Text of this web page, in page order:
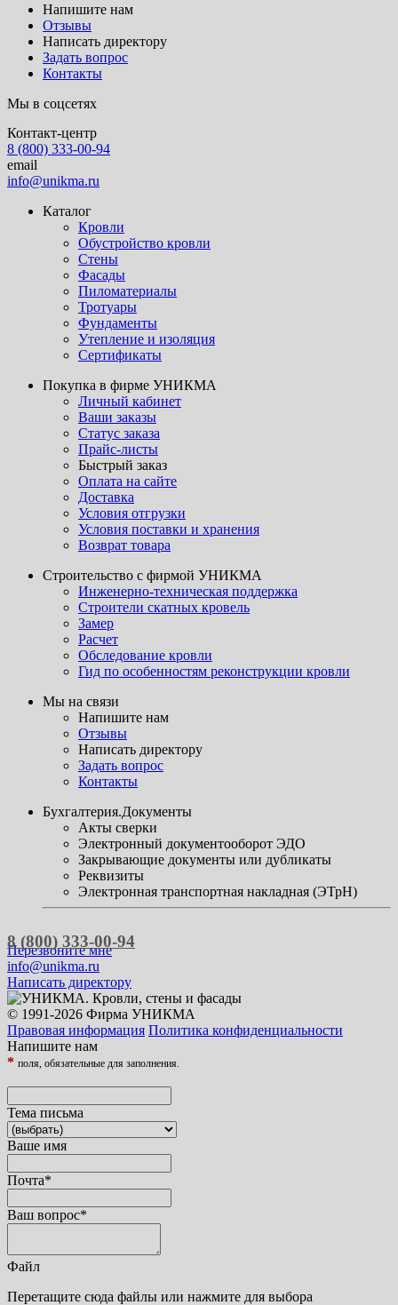
Напишите нам
Отзывы
Написать директору
Задать вопрос
Контакты
Мы в соцсетях
Контакт-центр
8 (800) 333-00-94
email
info@unikma.ru
Каталог
Кровли
Обустройство кровли
Стены
Фасады
Пиломатериалы
Тротуары
Фундаменты
Утепление и изоляция
Сертификаты
Покупка в фирме УНИКМА
Личный кабинет
Ваши заказы
Статус заказа
Прайс-листы
Быстрый заказ
Оплата на сайте
Доставка
Условия отгрузки
Условия поставки и хранения
Возврат товара
Строительство с фирмой УНИКМА
Инженерно-техническая поддержка
Строители скатных кровель
Замер
Расчет
Обследование кровли
Гид по особенностям реконструкции кровли
Мы на связи
Напишите нам
Отзывы
Написать директору
Задать вопрос
Контакты
Бухгалтерия.Документы
Акты сверки
Электронный документооборот ЭДО
Закрывающие документы или дубликаты
Реквизиты
Электронная транспортная накладная (ЭТрН)
8 (800) 333-00-94
Перезвоните мне
info@unikma.ru
Написать директору
© 1991-2026 Фирма УНИКМА
Правовая информация Политика конфиденциальности
Напишите нам
* поля, обязательные для заполнения.
Тема письма
Ваше имя
Почта*
Ваш вопрос*
Файл
Перетащите сюда файлы или нажмите для выбора